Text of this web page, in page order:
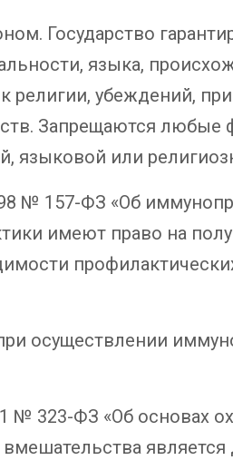
Государство
языка,
религии, убеждений,
Запрещаются любые
языковой или
№ 157-ФЗ «Об
имеют право на
при осуществлении
№ 323-ФЗ «Об основах